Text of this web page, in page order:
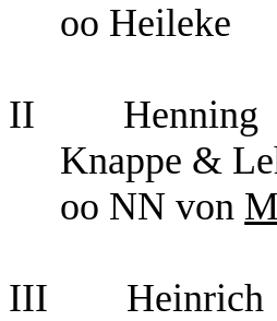
oo Heileke
II
Henning
Knappe &
oo NN von
III
Heinrich